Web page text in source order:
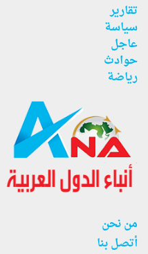
تقارير
سياسة
عاجل
حوادث
رياضة
من نحن
أتصل بنا